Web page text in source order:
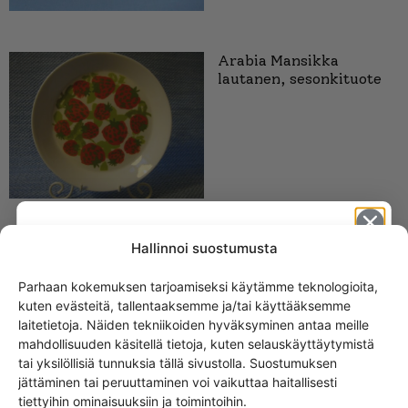
Hallinnoi suostumusta
Parhaan kokemuksen tarjoamiseksi käytämme teknologioita,
kuten evästeitä, tallentaaksemme ja/tai käyttääksemme
laitetietoja. Näiden tekniikoiden hyväksyminen antaa meille
mahdollisuuden käsitellä tietoja, kuten selauskäyttäytymistä
tai yksilöllisiä tunnuksia tällä sivustolla. Suostumuksen
jättäminen tai peruuttaminen voi vaikuttaa haitallisesti
tiettyihin ominaisuuksiin ja toimintoihin.
Arabia Mansikka
lautanen, sesonkituote
SAMANKALTAISET TUOTTEET
Arabia Mustikka muki
0,3 l
Get -5%
off?
Yes! I want the discount